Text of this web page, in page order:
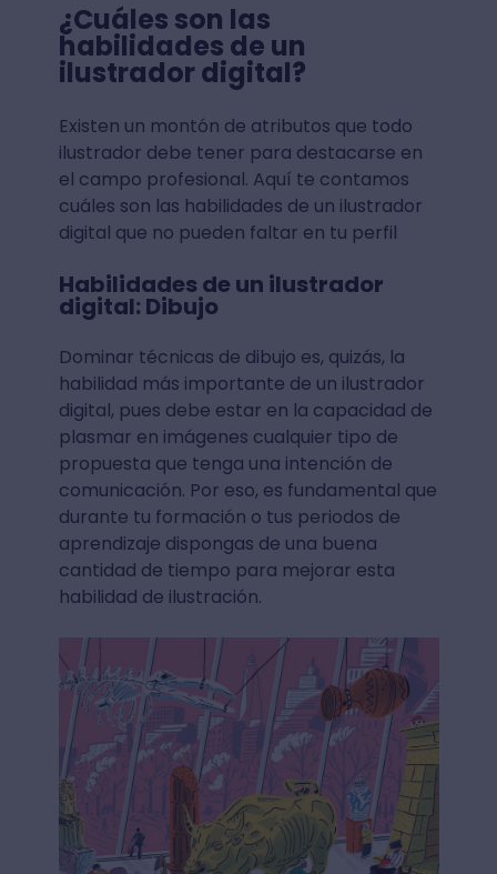
¿Cuáles son las
habilidades de un
ilustrador digital?
Existen un montón de atributos que todo
ilustrador debe tener para destacarse en
el campo profesional. Aquí te contamos
cuáles son las habilidades de un ilustrador
digital que no pueden faltar en tu perfil
Habilidades de un ilustrador
digital: Dibujo
Dominar técnicas de dibujo es, quizás, la
habilidad más importante de un ilustrador
digital, pues debe estar en la capacidad de
plasmar en imágenes cualquier tipo de
propuesta que tenga una intención de
comunicación. Por eso, es fundamental que
durante tu formación o tus periodos de
aprendizaje dispongas de una buena
cantidad de tiempo para mejorar esta
habilidad de ilustración.